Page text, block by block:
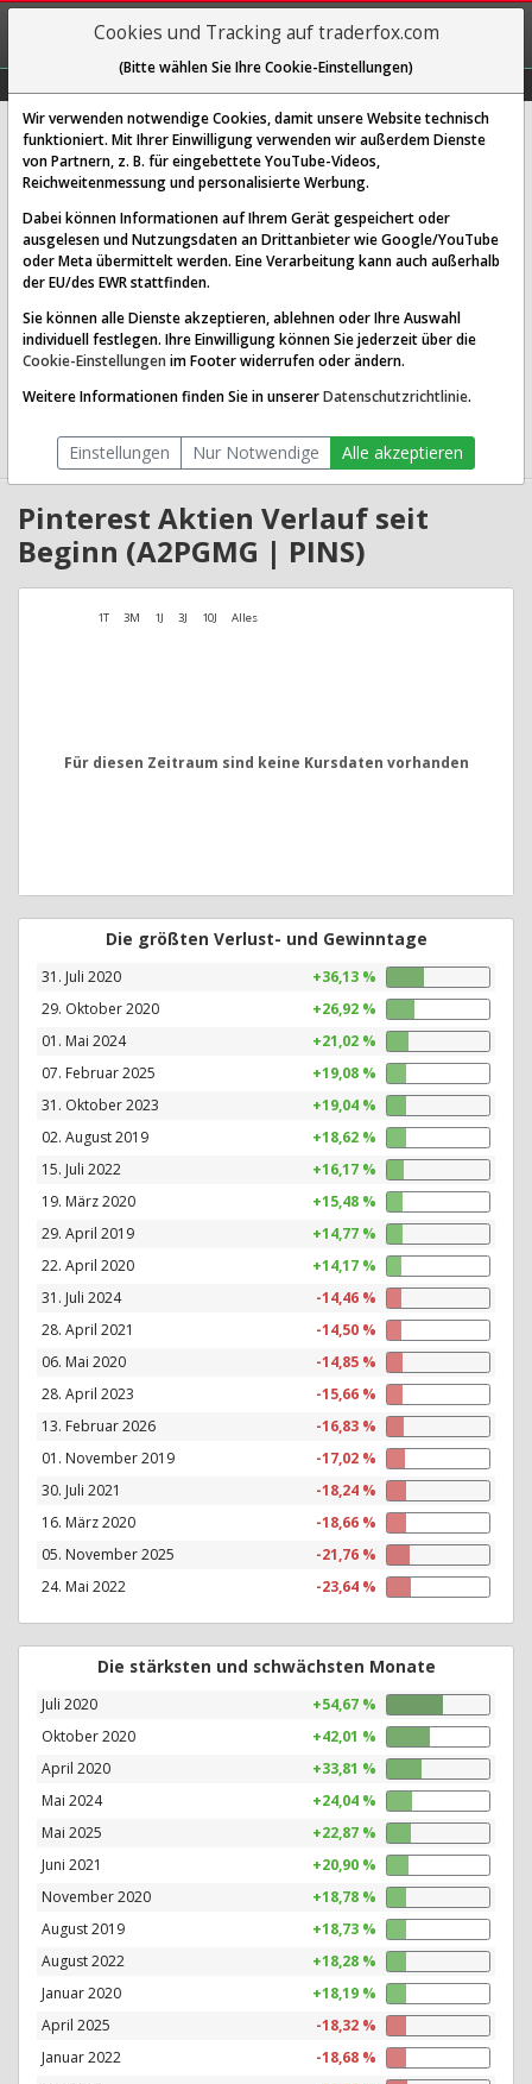
REGIS-
TRIEREN
Pinterest Inc.
[PINS | WKN A2PGMG | ISIN US72352L1061]
23,690 $ 1,54 %
Echtzeit-Aktienkurs 07.08.2026 20:30 Uhr
BID:22,150 $
Website:
https://about.pinterest.com/en
Sektor:
Communication Services / Internet Content &
Information
Börsenwert:
13.41 Mrd. USD
Aktien:
Pinterest Aktien Verlauf seit
Beginn (A2PGMG | PINS)
1T 3M 1J 3J 10J Alles
Für diesen Zeitraum sind keine Kursdaten vorhanden
Die größten Verlust- und Gewinntage
31. Juli 2020
+36,13 %
29. Oktober 2020
+26,92 %
01. Mai 2024
+21,02 %
07. Februar 2025
+19,08 %
31. Oktober 2023
+19,04 %
02. August 2019
+18,62 %
15. Juli 2022
+16,17 %
19. März 2020
+15,48 %
29. April 2019
+14,77 %
22. April 2020
+14,17 %
31. Juli 2024
-14,46 %
28. April 2021
-14,50 %
06. Mai 2020
-14,85 %
28. April 2023
-15,66 %
13. Februar 2026
-16,83 %
01. November 2019
-17,02 %
30. Juli 2021
-18,24 %
16. März 2020
-18,66 %
05. November 2025
-21,76 %
24. Mai 2022
-23,64 %
Die stärksten und schwächsten Monate
Juli 2020
+54,67 %
Oktober 2020
+42,01 %
April 2020
+33,81 %
Mai 2024
+24,04 %
Mai 2025
+22,87 %
Juni 2021
+20,90 %
November 2020
+18,78 %
August 2019
+18,73 %
August 2022
+18,28 %
Januar 2020
+18,19 %
April 2025
-18,32 %
Januar 2022
-18,68 %
Cookies und Tracking auf traderfox.com
(Bitte wählen Sie Ihre Cookie-Einstellungen)
Wir verwenden notwendige Cookies, damit unsere Website technisch
funktioniert. Mit Ihrer Einwilligung verwenden wir außerdem Dienste
von Partnern, z. B. für eingebettete YouTube-Videos,
Reichweitenmessung und personalisierte Werbung.
Dabei können Informationen auf Ihrem Gerät gespeichert oder
ausgelesen und Nutzungsdaten an Drittanbieter wie Google/YouTube
oder Meta übermittelt werden. Eine Verarbeitung kann auch außerhalb
der EU/des EWR stattfinden.
Sie können alle Dienste akzeptieren, ablehnen oder Ihre Auswahl
individuell festlegen. Ihre Einwilligung können Sie jederzeit über die
Cookie-Einstellungen im Footer widerrufen oder ändern.
Weitere Informationen finden Sie in unsererDatenschutzrichtlinie.
Einstellungen Nur Notwendige Alle akzeptieren